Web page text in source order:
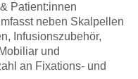
Patient:innen
neben Skalpellen
Infusionszubehör,
und
an Fixations- und